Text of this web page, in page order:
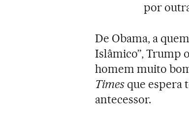
por
De Obama, a
Islâmico”, Trump
homem muito
Times que espera
antecessor.